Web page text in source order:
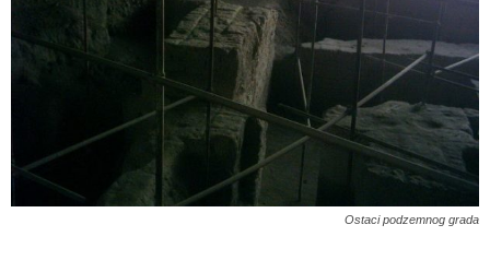
Ostaci podzemnog grada